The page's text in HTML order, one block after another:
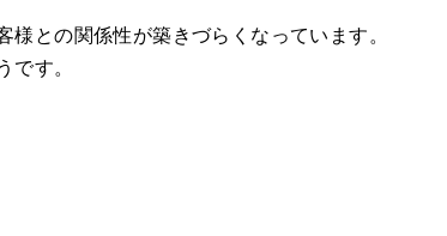
との関係性が築きづらくなっています。
す。